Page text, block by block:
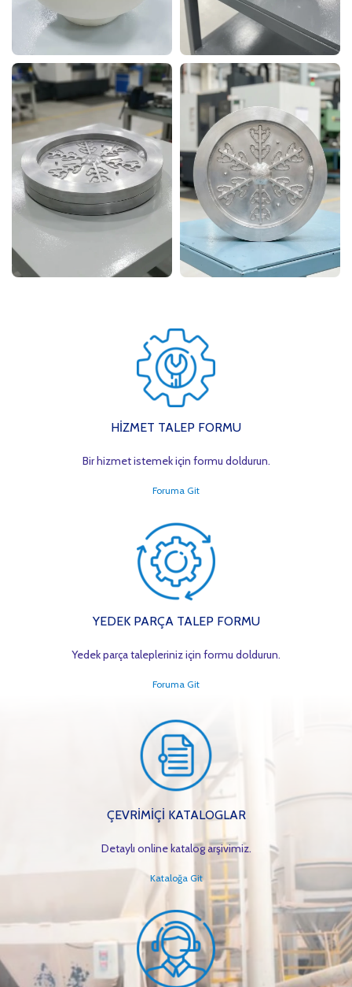
HİZMET TALEP FORMU
Bir hizmet istemek için formu doldurun.
Foruma Git
YEDEK PARÇA TALEP FORMU
Yedek parça talepleriniz için formu doldurun.
Foruma Git
ÇEVRİMİÇİ KATALOGLAR
Detaylı online katalog arşivimiz.
Kataloğa Git